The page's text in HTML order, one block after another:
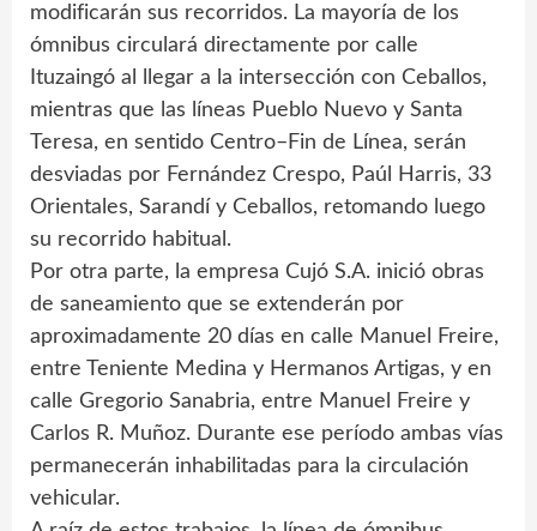
modificarán sus recorridos. La mayoría de los
ómnibus circulará directamente por calle
Ituzaingó al llegar a la intersección con Ceballos,
mientras que las líneas Pueblo Nuevo y Santa
Teresa, en sentido Centro–Fin de Línea, serán
desviadas por Fernández Crespo, Paúl Harris, 33
Orientales, Sarandí y Ceballos, retomando luego
su recorrido habitual.
Por otra parte, la empresa Cujó S.A. inició obras
de saneamiento que se extenderán por
aproximadamente 20 días en calle Manuel Freire,
entre Teniente Medina y Hermanos Artigas, y en
calle Gregorio Sanabria, entre Manuel Freire y
Carlos R. Muñoz. Durante ese período ambas vías
permanecerán inhabilitadas para la circulación
vehicular.